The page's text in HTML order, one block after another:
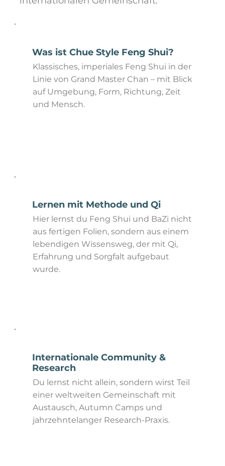
Was ist Chue Style Feng Shui?
Klassisches, imperiales Feng Shui in der
Linie von Grand Master Chan – mit Blick
auf Umgebung, Form, Richtung, Zeit
und Mensch.
Lernen mit Methode und Qi
Hier lernst du Feng Shui und BaZi nicht
aus fertigen Folien, sondern aus einem
lebendigen Wissensweg, der mit Qi,
Erfahrung und Sorgfalt aufgebaut
wurde.
Internationale Community &
Research
Du lernst nicht allein, sondern wirst Teil
einer weltweiten Gemeinschaft mit
Austausch, Autumn Camps und
jahrzehntelanger Research-Praxis.